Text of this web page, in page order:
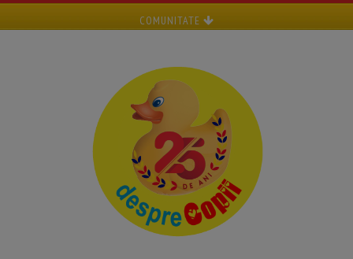
COMUNITATE